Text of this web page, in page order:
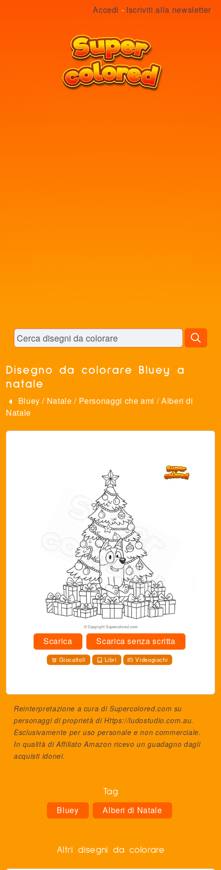
Accedi - Iscriviti alla newsletter
Disegno da colorare Bluey a
natale
Bluey / Natale / Personaggi che ami /Alberi di
Natale
Scarica Scarica senza scritta
Giocattoli Libri Videogiochi
Reinterpretazione a cura di Supercolored.com su
personaggi di proprietà diHttps://ludostudio.com.au.
Esclusivamente per uso personale e non commerciale.
In qualità di Affiliato Amazon ricevo un guadagno dagli
acquisti idonei.
Tag
Bluey Alberi di Natale
Altri disegni da colorare